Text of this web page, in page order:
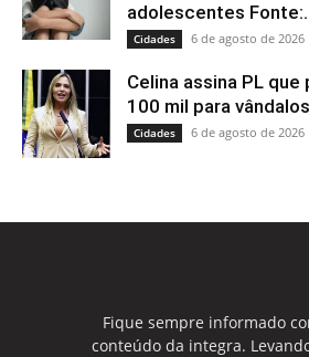
adolescentes
Cidades 6 de agosto de 2026
Celina assina PL
100 mil para
Cidades 6 de agosto de 2026
Fique sempre informado
conteúdo da integra.